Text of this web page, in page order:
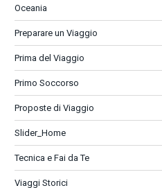
Oceania
Preparare un Viaggio
Prima del Viaggio
Primo Soccorso
Proposte di Viaggio
Slider_Home
Tecnica e Fai da Te
Viaggi Storici